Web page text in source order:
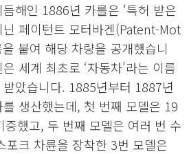
해인 1886년 카를은 ‘특허 받은
닌 페이턴트 모터바겐(Patent-Mot
붙여 해당 차량을 공개했습니
세계 최초로 ‘자동차’라는 이름
았습니다. 1885년부터 1887년
생산했는데, 첫 번째 모델은 19
했고, 두 번째 모델은 여러 번 수
포크 차륜을 장착한 3번 모델은